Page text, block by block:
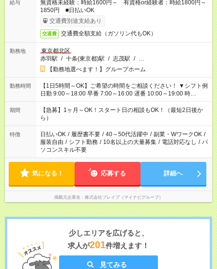
給与
無資格未経験：時給1600円～ 有資格or経験者：時給1800円～
1850円 ■日払いOK
交通費別途支給あり
交通費 交通費全額支給（ガソリン代もOK）
勤務地
東京都北区
赤羽駅 / 十条(東京都)駅 / 志茂駅 / …
【勤務地選べます！】グループホーム
勤務時間
【1日5時間～OK】ご希望の時間をご相談ください！ ▼シフト例
日勤 9:00～18:00 早番 7:00～16:00 遅番 10:00～19:00 時
短 10:00～15:00 上記はあくまで一例です。 「夕方までには帰宅
しておきたい」 「朝はゆっくりのスタートがいい」 「お昼の時
間を有効に使いたい」 など、ご希望があれば教えてください
ね。
期間
【急募】1ヶ月～OK！スタート日の相談もOK！（最短2日後か
ら）
特徴 日払いOK / 履歴書不要 / 40～50代活躍中 / 副業・WワークOK /
服装自由 / シフト勤務 / 10名以上の大量募集 / 電話対応なし / パ
ソコンスキル不要
気になる！ 応募する 詳細へ
掲載元企業名 株式会社ブレイブ（マイナビグループ）
少しエリアを広げると、
求人が201件増えます！
見てみる